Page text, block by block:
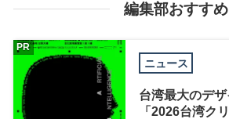
編集部おすすめ
ニュース
台湾最大のデ
「2026台湾ク
PR